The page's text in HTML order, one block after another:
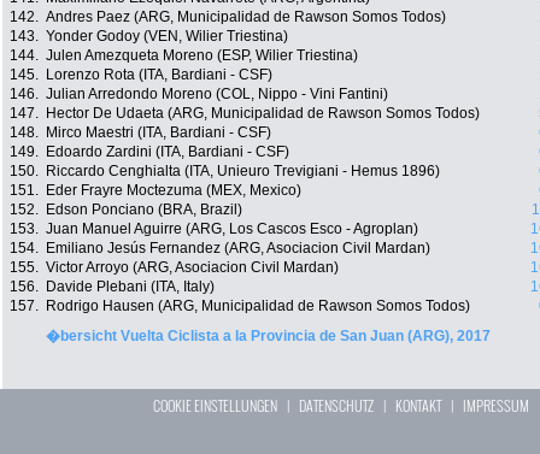
142. Andres Paez (ARG, Municipalidad de Rawson Somos Todos)
143. Yonder Godoy (VEN, Wilier Triestina)
144. Julen Amezqueta Moreno (ESP, Wilier Triestina)
145.
Lorenzo Rota (ITA, Bardiani - CSF)
146. Julian Arredondo Moreno (COL, Nippo - Vini Fantini)
147.
Hector De Udaeta (ARG, Municipalidad de Rawson Somos Todos)
148.
Mirco Maestri (ITA, Bardiani - CSF)
149.
Edoardo Zardini (ITA, Bardiani - CSF)
150.
Riccardo Cenghialta (ITA, Unieuro Trevigiani - Hemus 1896)
151.
Eder Frayre Moctezuma (MEX, Mexico)
152.
Edson Ponciano (BRA, Brazil)
153. Juan Manuel Aguirre (ARG, Los Cascos Esco - Agroplan)
154.
Emiliano Jesús Fernandez (ARG, Asociacion Civil Mardan)
155. Victor Arroyo (ARG, Asociacion Civil Mardan)
156.
Davide Plebani (ITA, Italy)
157.
Rodrigo Hausen (ARG, Municipalidad de Rawson Somos Todos)
�bersicht Vuelta Ciclista a la Provincia de San Juan (ARG), 2017
COOKIE EINSTELLUNGEN | DATENSCHUTZ | KONTAKT| IMPRESSUM